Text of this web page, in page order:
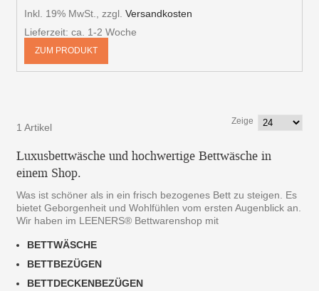
Inkl. 19% MwSt. ,zzgl.Versandkosten
Lieferzeit: ca. 1-2 Woche
ZUM PRODUKT
1 Artikel
Zeige
Luxusbettwäsche und hochwertige Bettwäsche in
einem Shop.
Was ist schöner als in ein frisch bezogenes Bett zu steigen. Es
bietet Geborgenheit und Wohlfühlen vom ersten Augenblick an.
Wir haben im LEENERS® Bettwarenshop mit
BETTWÄSCHE
BETTBEZÜGEN
BETTDECKENBEZÜGEN